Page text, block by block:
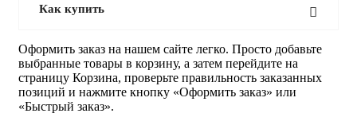
Как купить
Оформить заказ на нашем сайте легко. Просто добавьте
выбранные товары в корзину, а затем перейдите на
страницу Корзина, проверьте правильность заказанных
позиций и нажмите кнопку «Оформить заказ» или
«Быстрый заказ».